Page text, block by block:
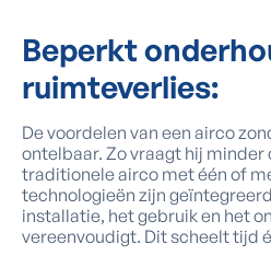
Beperkt
ruimteverlies:
De voordelen van een airco
ontelbaar. Zo vraagt hij minder
traditionele airco met één of
technologieën zijn
installatie, het gebruik en het
vereenvoudigt. Dit scheelt tijd